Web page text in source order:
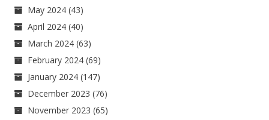
May 2024 (43)
April 2024 (40)
March 2024 (63)
February 2024 (69)
January 2024 (147)
December 2023 (76)
November 2023 (65)